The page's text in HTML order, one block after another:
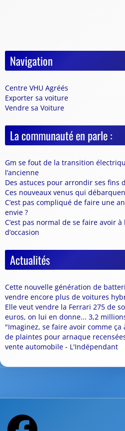
Navigation
Centre VHU Agréés
Exporter sa voiture
Vendre sa Voiture
La communauté en parle :
Gm se fout de la transition
l’ancienne
Des astuces pour arrondir ses fins
Ces nouveaux venus qui
C’est pas compliqué de faire une
envie ?
C’est pas normal de se faire avoir
d’occasion
Actualités
Cette nouvelle génération de
vendre encore plus de voitures
Elle veut vendre la Ferrari 275 de
euros, on lui en donne... 3,2
"Imaginez, se faire avoir comme
de plaintes pour arnaque
vente automobile - L'Indépendant